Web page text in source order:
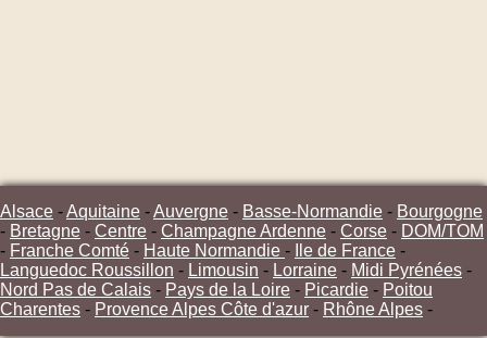
Alsace -Aquitaine -Auvergne - Basse-Normandie - Bourgogne
- Bretagne - Centre - Champagne Ardenne - Corse - DOM/TOM
- Franche Comté - Haute Normandie - Ile de France -
Languedoc Roussillon - Limousin - Lorraine - Midi Pyrénées -
Nord Pas de Calais - Pays de la Loire - Picardie - Poitou
Charentes - Provence Alpes Côte d'azur - Rhône Alpes -